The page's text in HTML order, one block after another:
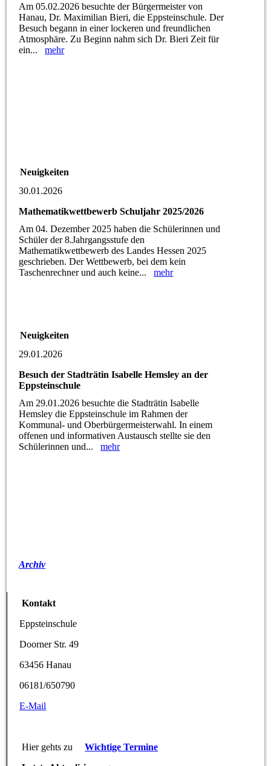
Am 05.02.2026 besuchte der Bürgermeister von
Hanau, Dr. Maximilian Bieri, die Eppsteinschule. Der
Besuch begann in einer lockeren und freundlichen
Atmosphäre. Zu Beginn nahm sich Dr. Bieri Zeit für
ein...mehr
Neuigkeiten
30.01.2026
Mathematikwettbewerb Schuljahr 2025/2026
Am 04. Dezember 2025 haben die Schülerinnen und
Schüler der 8.Jahrgangsstufe den
Mathematikwettbewerb des Landes Hessen 2025
geschrieben. Der Wettbewerb, bei dem kein
Taschenrechner und auch keine...mehr
Neuigkeiten
29.01.2026
Besuch der Stadträtin Isabelle Hemsley an der
Eppsteinschule
Am 29.01.2026 besuchte die Stadträtin Isabelle
Hemsley die Eppsteinschule im Rahmen der
Kommunal- und Oberbürgermeisterwahl. In einem
offenen und informativen Austausch stellte sie den
Schülerinnen und...mehr
Archiv
Kontakt
Eppsteinschule
Doorner Str. 49
63456 Hanau
06181/650790
E-Mail
Hier gehts zuWichtige Termine